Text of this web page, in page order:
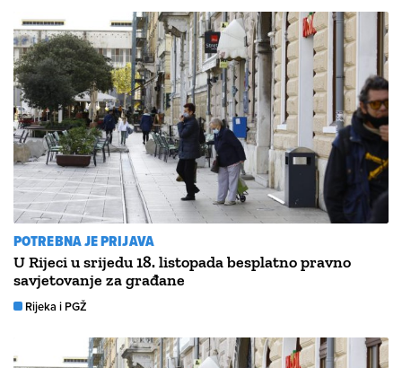
POTREBNA JE PRIJAVA
U Rijeci u srijedu 18. listopada besplatno pravno
savjetovanje za građane
Rijeka i PGŽ